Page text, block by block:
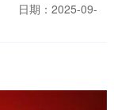
日期：2025-09-